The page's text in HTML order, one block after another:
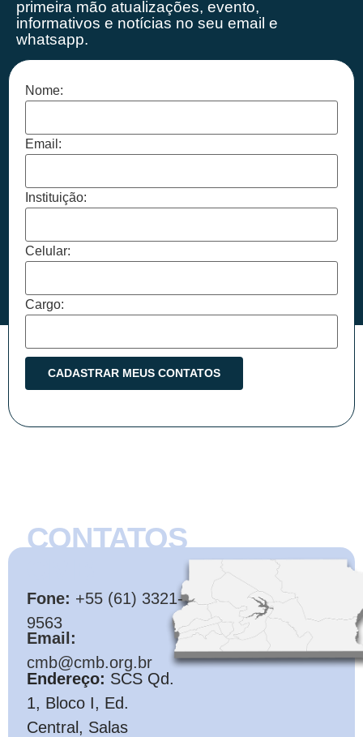
primeira mão atualizações, evento,
informativos e notícias no seu email e
whatsapp.
Nome:
Email:
Instituição:
Celular:
Cargo:
CONTATOS
Fone: +55 (61) 3321-
9563
Email:
cmb@cmb.org.br
Endereço: SCS Qd.
1, Bloco I, Ed.
Central, Salas